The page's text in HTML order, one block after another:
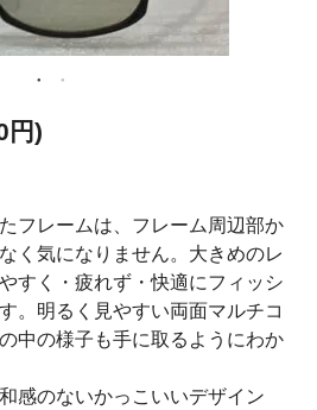
円)
フレームは、フレーム周辺部か
く気になりません。大きめのレ
すく・疲れず・快適にフィッシ
。明るく見やすい両面マルチコ
中の様子も手に取るようにわか
感のないかっこいいデザイン